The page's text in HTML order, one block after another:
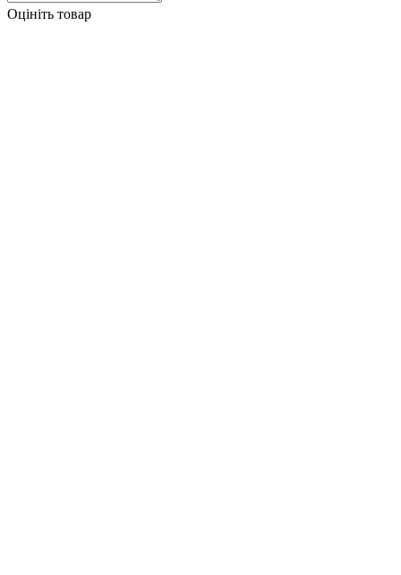
Оцініть товар